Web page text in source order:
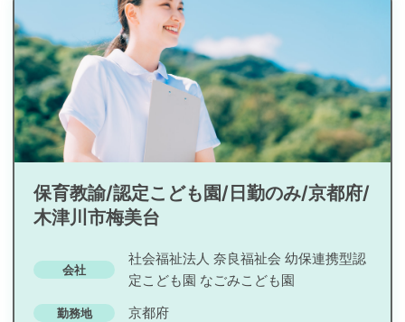
保育教諭/認定こども園/日勤のみ/京都府/
木津川市梅美台
会社
社会福祉法人 奈良福祉会 幼保連携型認
定こども園 なごみこども園
勤務地 京都府